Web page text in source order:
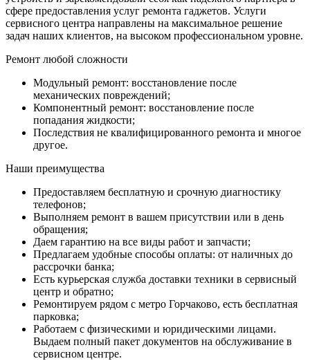
сфере предоставления услуг ремонта гаджетов. Услуги
сервисного центра направлены на максимальное решение
задач наших клиентов, на высоком профессиональном уровне.
Ремонт любой сложности
Модульный ремонт: восстановление после
механических повреждений;
Компонентный ремонт: восстановление после
попадания жидкости;
Последствия не квалифицированного ремонта и многое
другое.
Наши преимущества
Предоставляем бесплатную и срочную диагностику
телефонов;
Выполняем ремонт в вашем присутствии или в день
обращения;
Даем гарантию на все виды работ и запчасти;
Предлагаем удобные способы оплаты: от наличных до
рассрочки банка;
Есть курьерская служба доставки техники в сервисный
центр и обратно;
Ремонтируем рядом с метро Горчаково, есть бесплатная
парковка;
Работаем с физическими и юридическими лицами.
Выдаем полный пакет документов на обслуживание в
сервисном центре.